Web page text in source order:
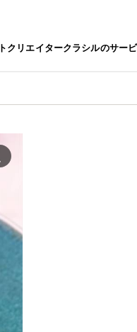
クリエイタークラシルのサー